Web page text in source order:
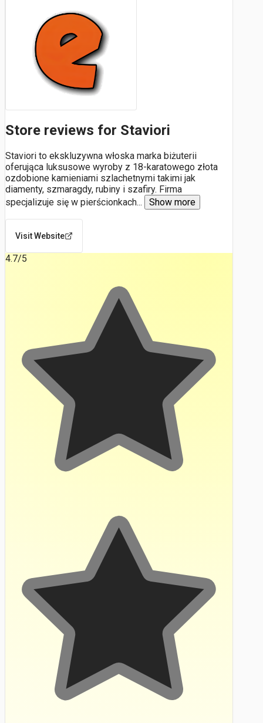
Store reviews for Staviori
Staviori to ekskluzywna włoska marka biżuterii
oferująca luksusowe wyroby z 18-karatowego złota
ozdobione kamieniami szlachetnymi takimi jak
diamenty, szmaragdy, rubiny i szafiry. Firma
specjalizuje się w pierścionkach... Show more
Visit Website
4.7/5